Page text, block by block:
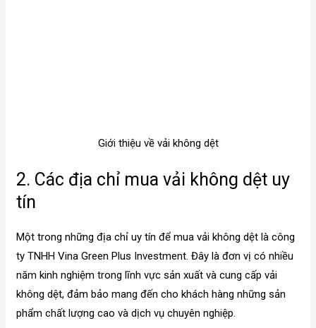
Giới thiệu về vải không dệt
2. Các địa chỉ mua vải không dệt uy
tín
Một trong những địa chỉ uy tín để mua vải không dệt là công
ty TNHH Vina Green Plus Investment. Đây là đơn vị có nhiều
năm kinh nghiệm trong lĩnh vực sản xuất và cung cấp vải
không dệt, đảm bảo mang đến cho khách hàng những sản
phẩm chất lượng cao và dịch vụ chuyên nghiệp.